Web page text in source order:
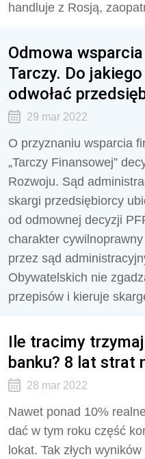
handluje z Rosją,
Odmowa
Tarczy. Do
odwołać
29 mar 2022
O przyznaniu wsparcia
„Tarczy Finansowej”
Rozwoju. Sąd
skargi przedsiębiorcy
od odmownej decyzji
charakter
przez sąd
Obywatelskich nie
przepisów i kieruje
Ile tracimy
banku? 8 lat strat
28 mar 2022
Nawet ponad 10%
dać w tym roku część
lokat. Tak złych